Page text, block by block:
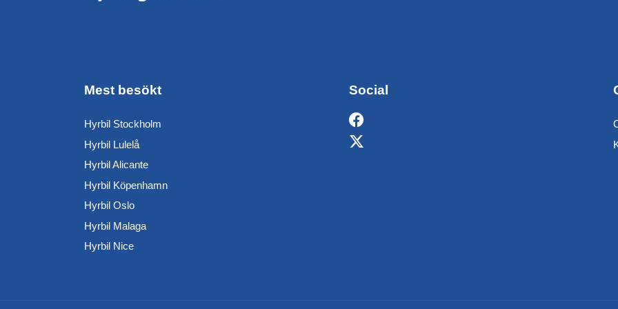
Mest besökt
Hyrbil Stockholm
Hyrbil Lulelå
Hyrbil Alicante
Hyrbil Köpenhamn
Hyrbil Oslo
Hyrbil Malaga
Hyrbil Nice
Social